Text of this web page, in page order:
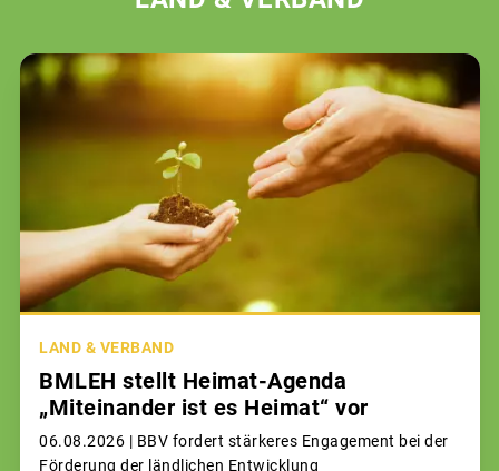
LAND & VERBAND
BMLEH stellt Heimat-Agenda
„Miteinander ist es Heimat“ vor
06.08.2026 | BBV fordert stärkeres Engagement bei der
Förderung der ländlichen Entwicklung